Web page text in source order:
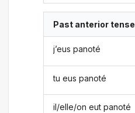
Past anterior tense
j’eus panoté
tu eus panoté
il/elle/on eut panoté